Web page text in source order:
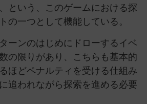
という、このゲームにおける探
の一つとして機能している。
ーンのはじめにドローするイベ
の限りがあり、こちらも基本的
ほどペナルティを受ける仕組み
追われながら探索を進める必要